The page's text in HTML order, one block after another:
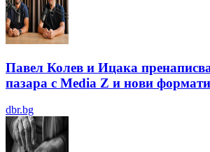
Павел Колев и Ицака
пазара с Media Z и нови формати
dbr.bg